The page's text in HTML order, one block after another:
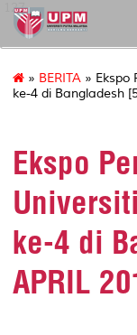
127
» BERITA » Ekspo
ke-4 di Bangladesh
Ekspo
ke-4 di
APRIL